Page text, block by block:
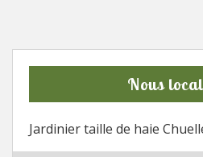
Nous
Jardinier taille de haie